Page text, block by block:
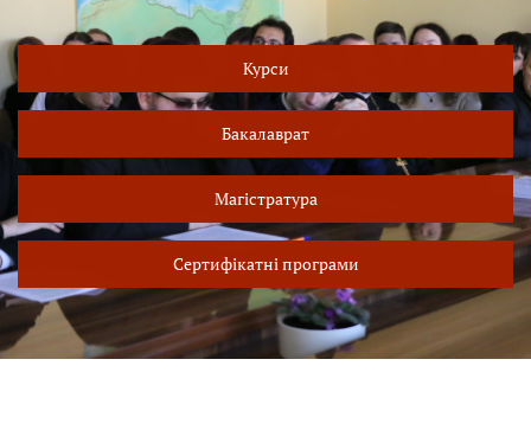
Курси
Бакалаврат
Магістратура
Сертифікатні програми